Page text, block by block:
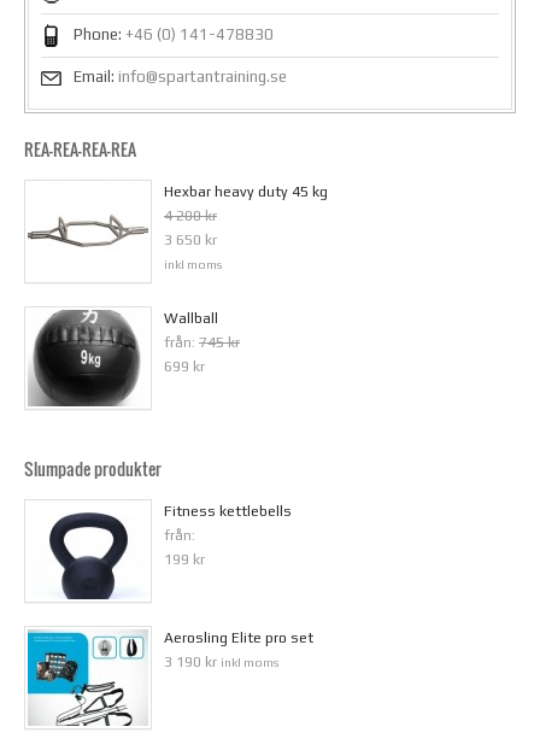
Phone: +46 (0) 141-478830
Email: info@spartantraining.se
REA-REA-REA-REA
Hexbar heavy duty 45 kg
4 200 kr
3 650 kr
inkl moms
Wallball
från: 745 kr
699 kr
Slumpade produkter
Fitness kettlebells
från:
199 kr
Aerosling Elite pro set
3 190 kr inkl moms